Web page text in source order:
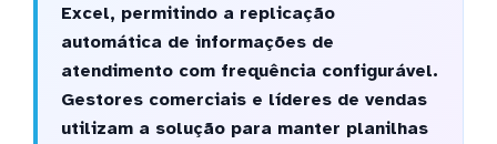
Excel, permitindo a replicação
automática de informações de
atendimento com frequência configurável.
Gestores comerciais e líderes de vendas
utilizam a solução para manter planilhas